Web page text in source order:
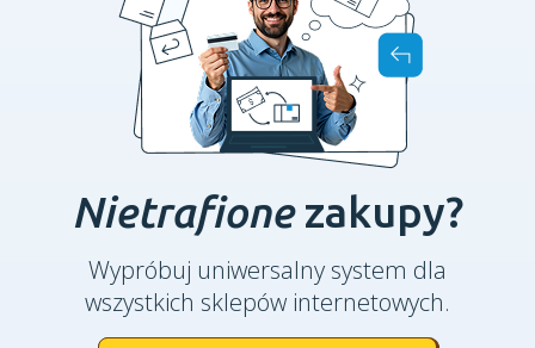
Nietrafionezakupy?
Wypróbuj uniwersalny system dla
wszystkich sklepów internetowych.